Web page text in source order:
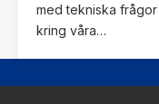
med tekniska frågor
kring våra